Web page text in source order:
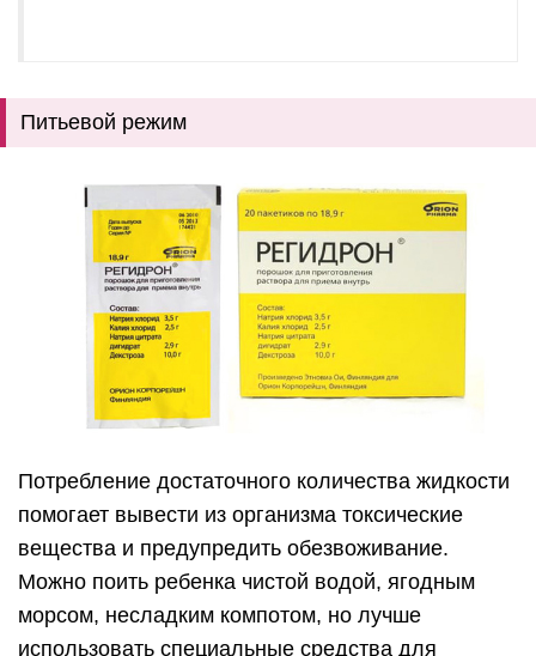
Питьевой режим
Потребление достаточного количества жидкости
помогает вывести из организма токсические
вещества и предупредить обезвоживание.
Можно поить ребенка чистой водой, ягодным
морсом, несладким компотом, но лучше
использовать специальные средства для